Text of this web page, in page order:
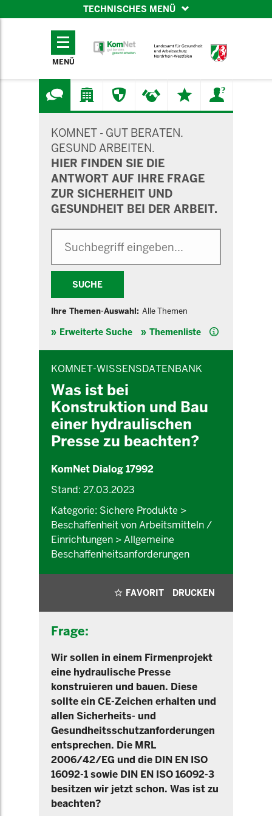
TECHNISCHES MENÜ
TECHNISCHES
MENÜ
KOMNET - GUT BERATEN.
GESUND ARBEITEN.
HIER FINDEN SIE DIE
ANTWORT AUF IHRE FRAGE
ZUR SICHERHEIT UND
GESUNDHEIT BEI DER ARBEIT.
SUCHE
Ihre Themen-Auswahl: Alle Themen
Erweiterte Suche Themenliste Hilfe
KOMNET-WISSENSDATENBANK
Was ist bei
Konstruktion und Bau
einer hydraulischen
Presse zu beachten?
KomNet Dialog 17992
Stand: 27.03.2023
Kategorie: Sichere Produkte >
Beschaffenheit von Arbeitsmitteln /
Einrichtungen > Allgemeine
Beschaffenheitsanforderungen
FAVORIT DRUCKEN
Frage:
Wir sollen in einem Firmenprojekt
eine hydraulische Presse
konstruieren und bauen. Diese
sollte ein CE-Zeichen erhalten und
allen Sicherheits- und
Gesundheitsschutzanforderungen
entsprechen. Die MRL
2006/42/EG und die DIN EN ISO
16092-1 sowie DIN EN ISO 16092-3
besitzen wir jetzt schon. Was ist zu
beachten?